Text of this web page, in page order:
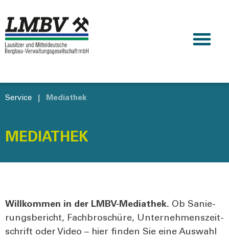
Service Mediathek
MEDIATHEK
Will­kom­men in der LMBV-Media­thek. Ob Sanie­
rungs­be­richt, Fach­bro­schü­re, Unter­neh­mens­zeit­
schrift oder Video – hier fin­den Sie eine Aus­wahl